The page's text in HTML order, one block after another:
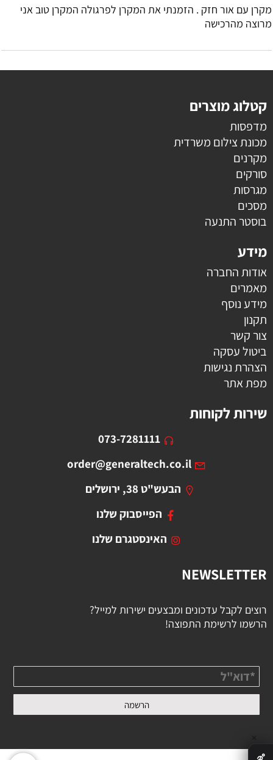
מקרן עם אור חזק . הזמנתי את המקרן לפרגולה המקרן טוב אני
מרוצה מהרכישה
קטלוג מוצרים
מדפסות
מכונת צילום משרדית
מקרנים
סורקים
מגרסות
מסכים
בוסטר התנעה
מידע
אודות החברה
מאמרים
מידע נוסף
תקנון
צור קשר
ביטול עסקה
הצהרת נגישות
מפת אתר
שירות לקוחות
073-7281111
order@generaltech.co.il
הבעש"ט 38, ירושלים
הפייסבוק שלנו
האינסטגרם שלנו
NEWSLETTER
רוצים לקבל עדכונים ומבצעים ישירות למייל?
הרשמו לרשימת התפוצה!